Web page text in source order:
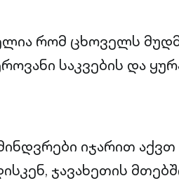
რომ ცხოველს
საკვების და
იჯარით
ჯავახეთის